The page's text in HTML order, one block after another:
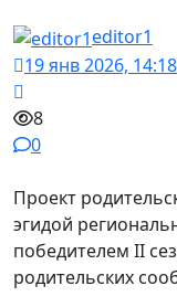
editor1
19 янв 2026, 14:18
8
0
Проект
эгидой
победителем II
родительских